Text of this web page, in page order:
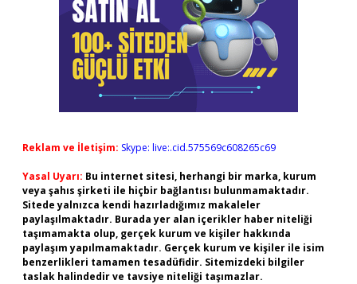
Reklam ve İletişim: Skype: live:.cid.575569c608265c69
Yasal Uyarı: Bu internet sitesi, herhangi bir marka, kurum
veya şahıs şirketi ile hiçbir bağlantısı bulunmamaktadır.
Sitede yalnızca kendi hazırladığımız makaleler
paylaşılmaktadır. Burada yer alan içerikler haber niteliği
taşımamakta olup, gerçek kurum ve kişiler hakkında
paylaşım yapılmamaktadır. Gerçek kurum ve kişiler ile isim
benzerlikleri tamamen tesadüfidir. Sitemizdeki bilgiler
taslak halindedir ve tavsiye niteliği taşımazlar.